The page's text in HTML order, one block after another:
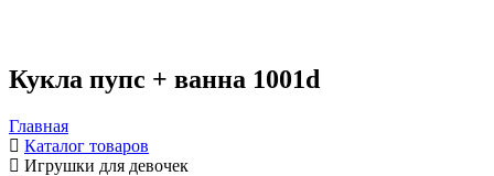
Кукла пупс + ванна 1001d
Главная
Каталог товаров
Игрушки для девочек